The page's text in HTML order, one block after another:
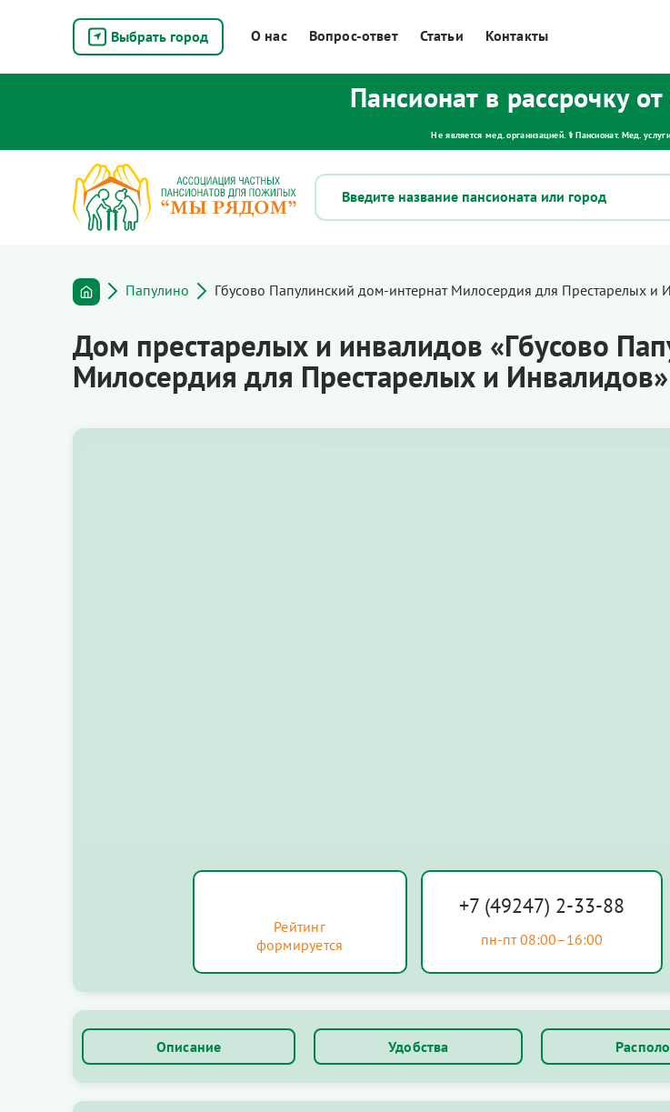
Выбрать город О нас Вопрос-ответ Статьи Контакты
Пансионат в рассрочку
Не является мед. организацией. ⚕ Пансионат. Мед.
Папулино Гбусово Папулинский дом-интернат Милосердия для Престарелых и
Дом престарелых и инвалидов «Гбусово
Милосердия для Престарелых и
Рейтинг
формируется
+7 (49247) 2-33-88
пн-пт 08:00–16:00
Описание Удобства